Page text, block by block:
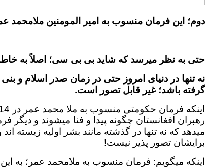
دوم؛ این فرمان منسوب به امیر المومنین ملامحمد
حتی به نظر میرسد که شاید بی بی سی؛ اصلاً به
نه تنها در دنیای امروز حتی در زمان صدر اسلام و
گرفته باشد؛ غیر قابل تصور است.
رهبران افغانستان چگونه پیدا و فنا میشوند و
میدهد که نه تنها در گذشته مانند بشر اولیه زیسته
برایشان تصور پذیر نیست!
اینکه میگویم: فرمان منسوب به ملامحمد عمر؛